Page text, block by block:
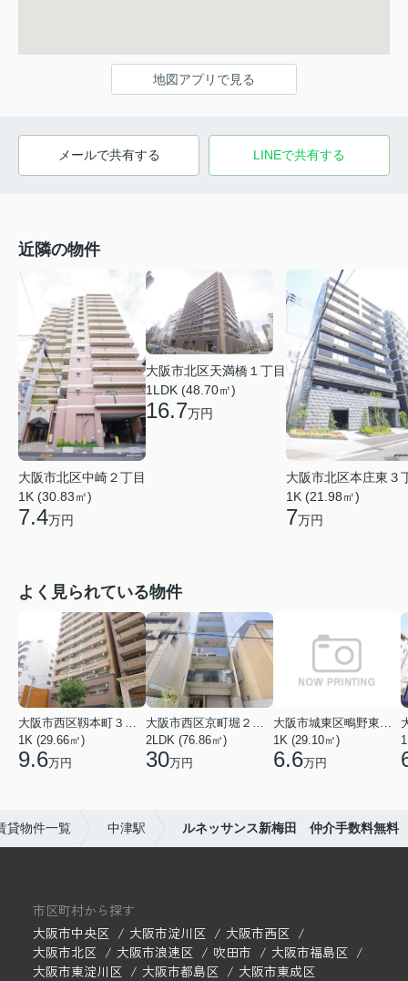
地図アプリで見る
メールで共有する LINEで共有する
近隣の物件
大阪市北区中崎２丁目
1K (30.83㎡)
7.4万円
大阪市北区天満橋１丁目
1LDK (48.70㎡)
16.7万円
大阪市北区本庄東３
1K (21.98㎡)
7万円
よく見られている物件
1K (29.66㎡)
9.6万円
2LDK (76.86㎡)
30万円
1K (29.10㎡)
6.6万円
貸物件一覧 中津駅 ルネッサンス新梅田 仲介手数料無料
市区町村から探す
大阪市中央区
大阪市淀川区
大阪市西区
大阪市北区
大阪市浪速区 吹田市
大阪市福島区
大阪市東淀川区
大阪市都島区
大阪市東成区